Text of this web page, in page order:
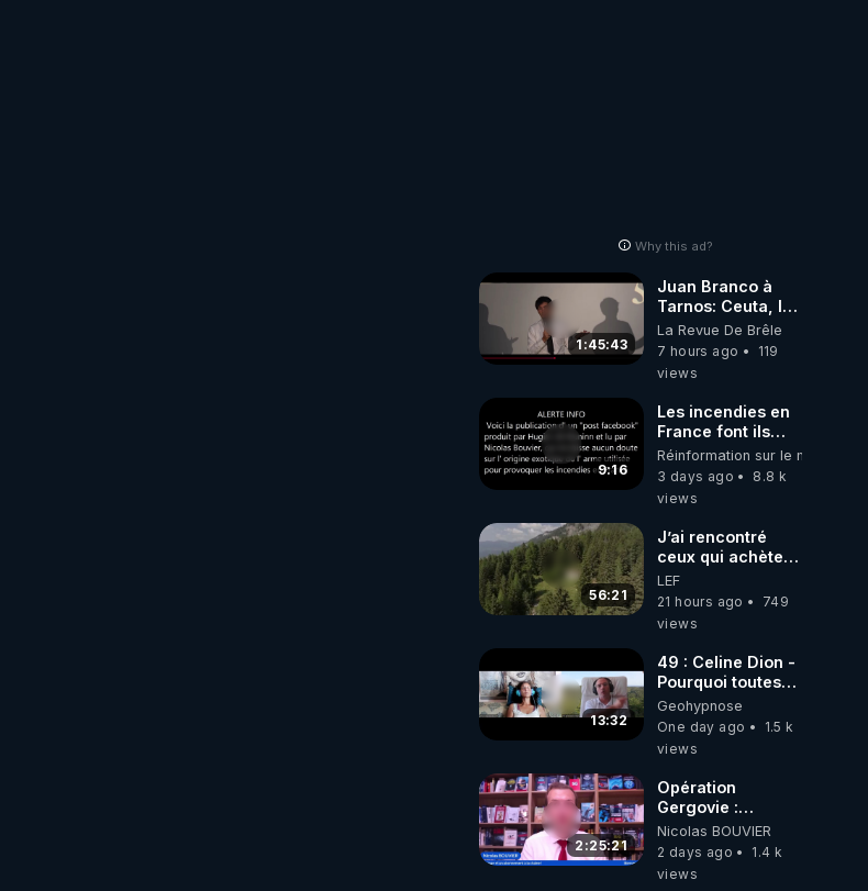
Why this ad?
1:45:43
Juan Branco à
Tarnos: Ceuta, le
narcotrafic et le
pouvoir en France
La Revue De Brêle
7 hours ago
119
views
9:16
Les incendies en
France font ils
partie d' un plan
qui aurait débuté
le 11 septembre
Réinformation sur le monde
3 days ago
8.8 k
views
56:21
J’ai rencontré
ceux qui achètent
des bunkers pour
survivre à la fin
du monde
LEF
21 hours ago
749
views
13:32
49 : Celine Dion -
Pourquoi toutes
ces rumeurs ?
Enquête sous
hypnose
Geohypnose
One day ago
1.5 k
views
2:25:21
Opération
Gergovie :
‪@38resistancegauloise‬
‪@MarionSigautOfficiel‬
‪@gladysriifard5710‬
Nicolas BOUVIER
2 days ago
1.4 k
views